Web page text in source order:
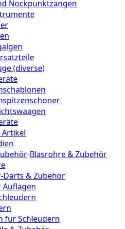
Nockpunktzangen
(diverse)
Artikel
-Blasrohre & Zubehör
Darts & Zubehör
Auflagen
für Schleudern